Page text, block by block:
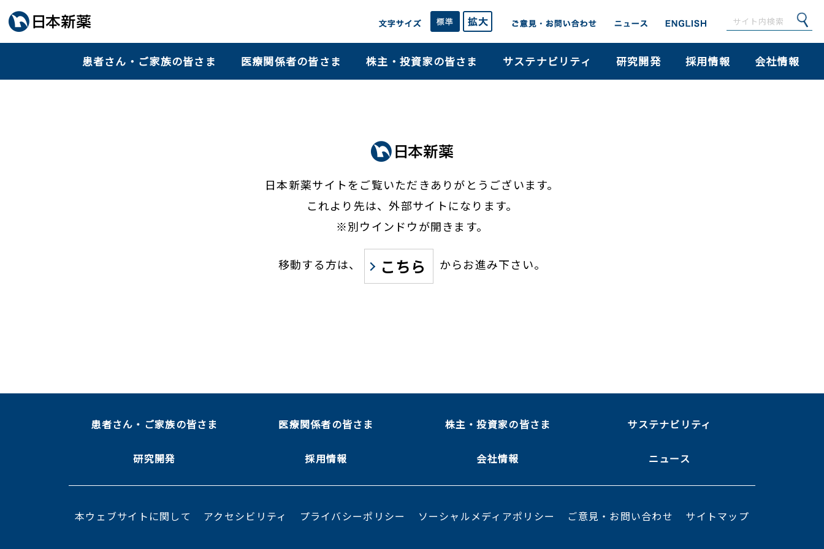
患者さん・ご家族の皆さま 医療関係者の皆さま 株主・投資家の皆さま サステナビリティ 研究開発 採用情報 会社情報
日本新薬サイトをご覧いただきありがとうございます。
これより先は、外部サイトになります。
※別ウインドウが開きます。
移動する方は、 こちら からお進み下さい。
患者さん・ご家族の皆さま 医療関係者の皆さま 株主・投資家の皆さま サステナビリティ
研究開発 採用情報 会社情報 ニュース
本ウェブサイトに関して アクセシビリティ プライバシーポリシー ソーシャルメディアポリシー ご意見・お問い合わせ サイトマップ